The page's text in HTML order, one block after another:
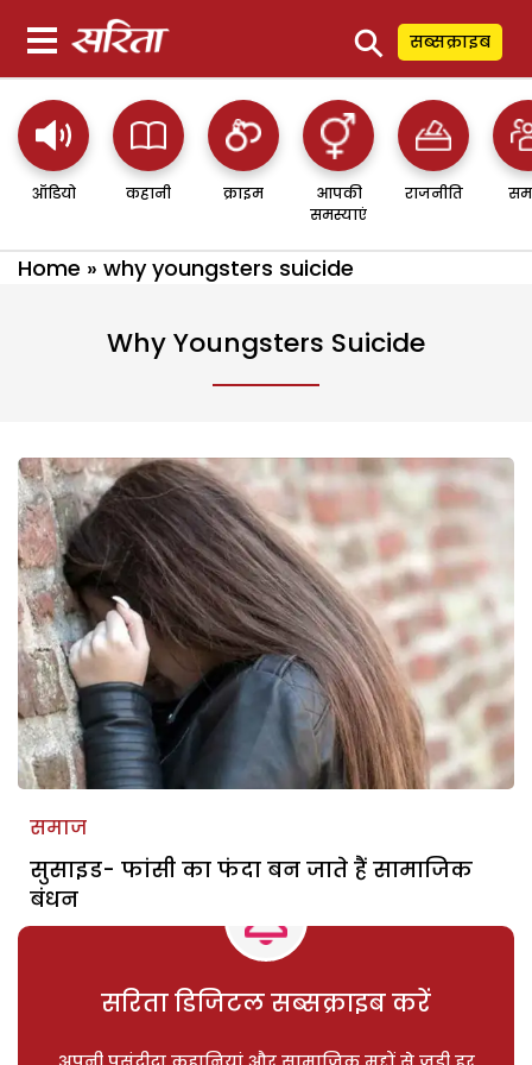
⚲ सब्सक्राइब
ऑडियो कहानी क्राइम
आपकी
समस्याएं
राजनीति
Home » why youngsters suicide
Why Youngsters Suicide
समाज
सुसाइड- फांसी का फंदा बन जाते हैं सामाजिक
बंधन
सरिता डिजिटल सब्सक्राइब करें